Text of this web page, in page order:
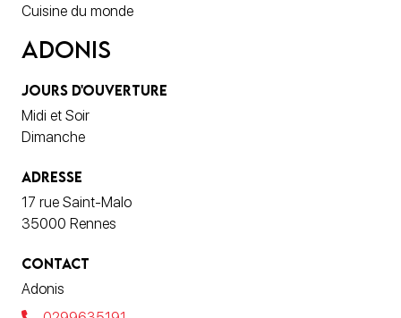
Cuisine du monde
Adonis
JOURS D'OUVERTURE
Midi et Soir
Dimanche
ADRESSE
17 rue Saint-Malo
35000 Rennes
CONTACT
Adonis